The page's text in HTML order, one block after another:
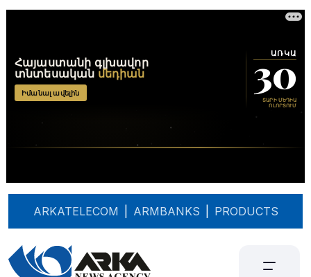
ARKATELECOM ARMBANKS PRODUCTS